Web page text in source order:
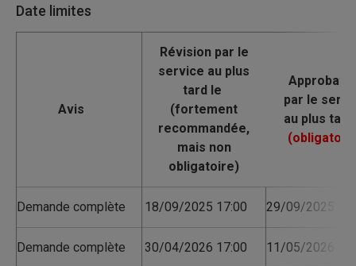
Date limites
Avis
Demande complète 18/09/2025 17:00 29/09/2025
Demande complète 30/04/2026 17:00 11/05/2026